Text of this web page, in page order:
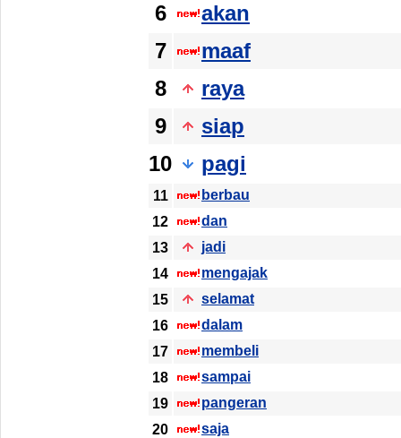
6
akan
7
maaf
8
raya
9
siap
10
pagi
11
berbau
12
dan
13
jadi
14
mengajak
15
selamat
16
dalam
17
membeli
18
sampai
19
pangeran
20
saja